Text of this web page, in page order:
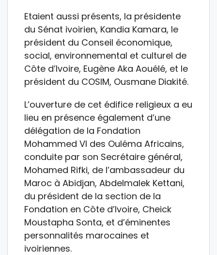
Etaient aussi présents, la présidente
du Sénat ivoirien, Kandia Kamara, le
président du Conseil économique,
social, environnemental et culturel de
Côte d’Ivoire, Eugène Aka Aouélé, et le
président du COSIM, Ousmane Diakité.
L’ouverture de cet édifice religieux a eu
lieu en présence également d’une
délégation de la Fondation
Mohammed VI des Ouléma Africains,
conduite par son Secrétaire général,
Mohamed Rifki, de l’ambassadeur du
Maroc à Abidjan, Abdelmalek Kettani,
du président de la section de la
Fondation en Côte d’Ivoire, Cheick
Moustapha Sonta, et d’éminentes
personnalités marocaines et
ivoiriennes.